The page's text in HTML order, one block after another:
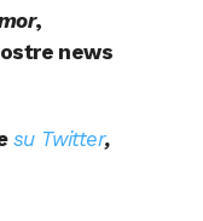
,
news
su Twitter,